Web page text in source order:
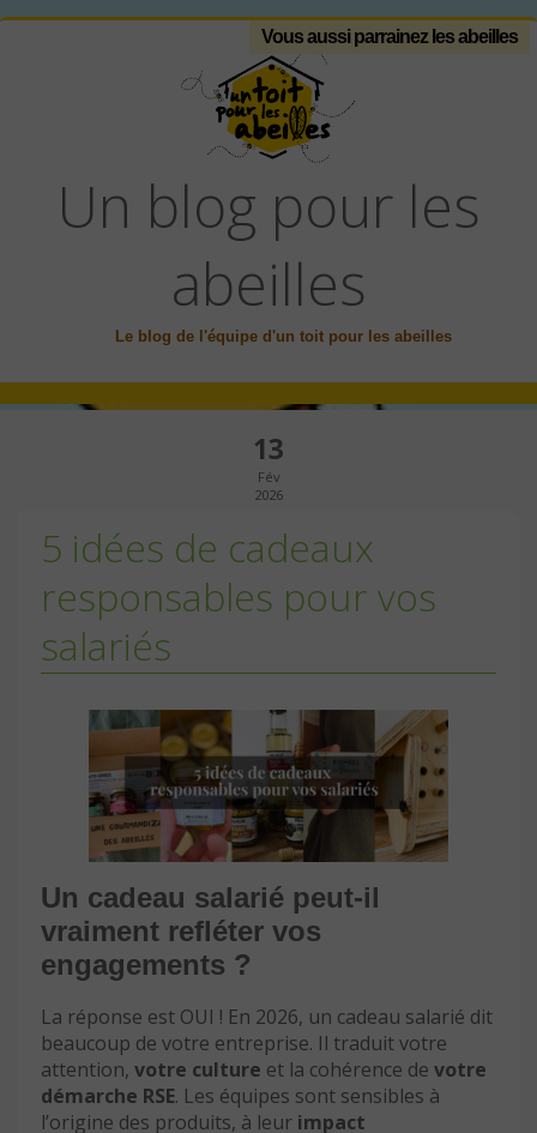
Vous aussi parrainez les abeilles
Un blog pour les
abeilles
Le blog de l'équipe d'un toit pour les abeilles
13
Fév
2026
5 idées de cadeaux
responsables pour vos
salariés
Un cadeau salarié peut-il
vraiment refléter vos
engagements ?
La réponse est OUI ! En 2026, un cadeau salarié dit
beaucoup de votre entreprise. Il traduit votre
attention, votre culture et la cohérence de votre
démarche RSE. Les équipes sont sensibles à
l’origine des produits, à leur impact